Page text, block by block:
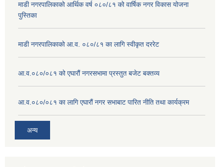
माडी नगरपालिकाको आर्थिक वर्ष ०८०/८१ को वार्षिक नगर विकास योजना
पुस्तिका
माडी नगरपालिकाको आ.व. ०८०/८१ का लागि स्वीकृत दररेट
आ.व.०८०/०८१ को एघारौं नगरसभामा प्रस्तुत बजेट बक्तव्य
आ.व.०८०/०८१ का लागि एघारौं नगर सभाबाट पारित नीति तथा कार्यक्रम
अन्य